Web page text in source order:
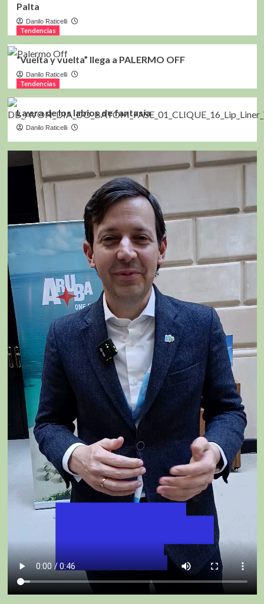
Palta
Danilo Raticelli
Tendencias
“Vuelta y vuelta” llega a PALERMO OFF
Danilo Raticelli
Tendencias
La era de los labios de fantasía
Danilo Raticelli